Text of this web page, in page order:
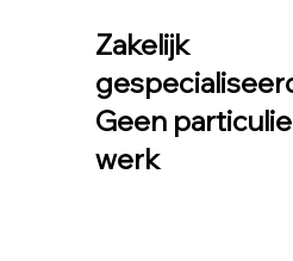
Zakelijk
Geen
werk